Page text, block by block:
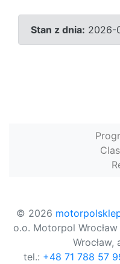
Stan z dnia: 2026-
© 2026
o.o. Motorpol
Wrocław,
tel.: +48 71 788 57